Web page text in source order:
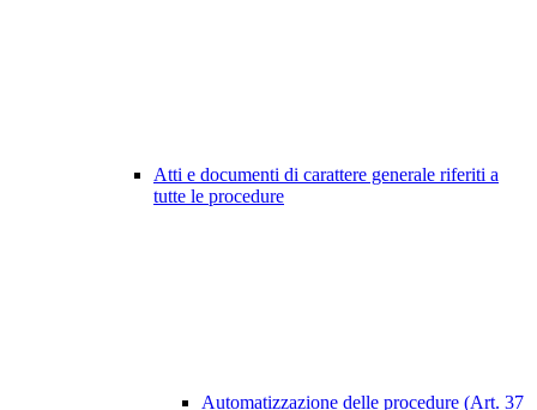
Atti e documenti di carattere generale riferiti a
tutte le procedure
Automatizzazione delle procedure (Art. 37